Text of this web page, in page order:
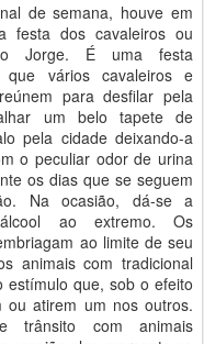
de semana, houve em
festa dos cavaleiros ou
Jorge. É uma festa
que vários cavaleiros e
para desfilar pela
um belo tapete de
pela cidade deixando-a
o peculiar odor de urina
os dias que se seguem
Na ocasião, dá-se a
ao extremo. Os
ao limite de seu
animais com tradicional
estímulo que, sob o efeito
ou atirem um nos outros.
trânsito com animais